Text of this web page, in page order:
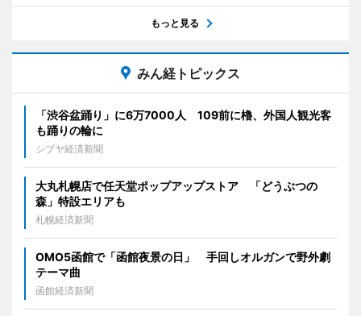
もっと見る
みん経トピックス
「渋谷盆踊り」に6万7000人 109前に櫓、外国人観光客
も踊りの輪に
シブヤ経済新聞
大丸札幌店で任天堂ポップアップストア 「どうぶつの
森」特設エリアも
札幌経済新聞
OMO5函館で「函館夜景の日」 手回しオルガンで野外劇
テーマ曲
函館経済新聞